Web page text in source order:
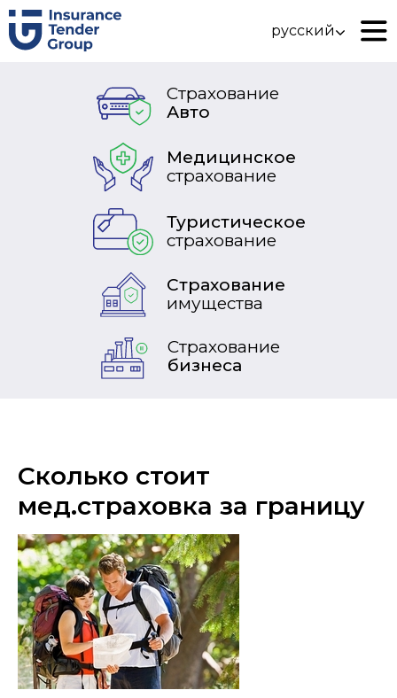
русский
Страхование
Авто
Туристическое
страхование
Страхование
бизнеса
Медицинское
страхование
Страхование
имущества
Сколько стоит
мед.страховка за границу